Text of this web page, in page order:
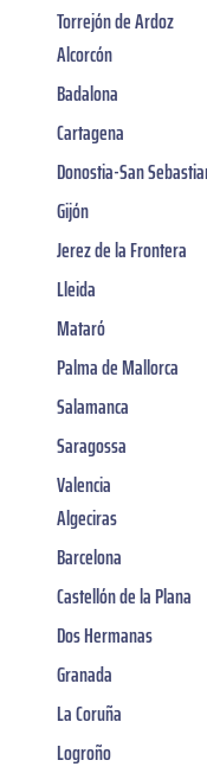
Torrejón de Ardoz
Alcorcón
Badalona
Cartagena
Donostia-San
Gijón
Jerez de la Frontera
Lleida
Mataró
Palma de Mallorca
Salamanca
Saragossa
Valencia
Algeciras
Barcelona
Castellón de la Plana
Dos Hermanas
Granada
La Coruña
Logroño